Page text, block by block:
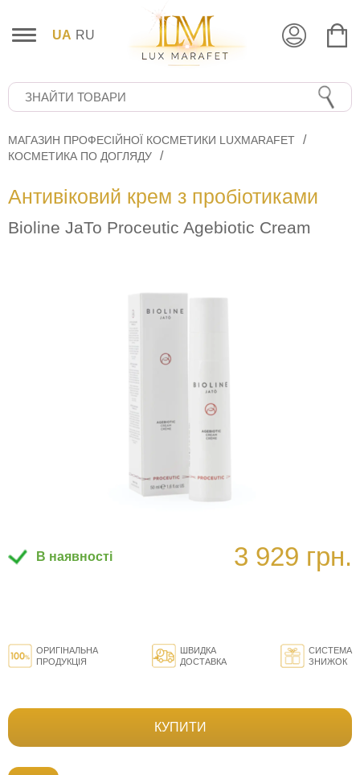
UA RU
МАГАЗИН ПРОФЕСІЙНОЇ КОСМЕТИКИ LUXMARAFET
КОСМЕТИКА ПО ДОГЛЯДУ
Антивіковий крем з пробіотиками
Bioline JaTo Proceutic Agebiotic Сream
В наявності 3 929 грн.
ОРИГІНАЛЬНА
ПРОДУКЦІЯ
ШВИДКА
ДОСТАВКА
СИСТЕМА
ЗНИЖОК
КУПИТИ